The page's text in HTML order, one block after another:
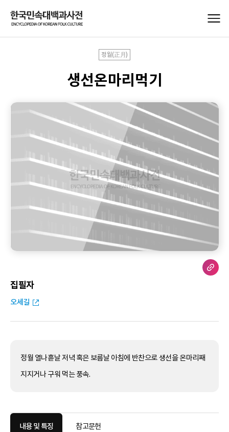
정월(正月)
생선온마리먹기
집필자
오세길
정월 열나흗날 저녁 혹은 보름날 아침에 반찬으로 생선을 온마리째
지지거나 구워 먹는 풍속.
내용 및 특징 참고문헌